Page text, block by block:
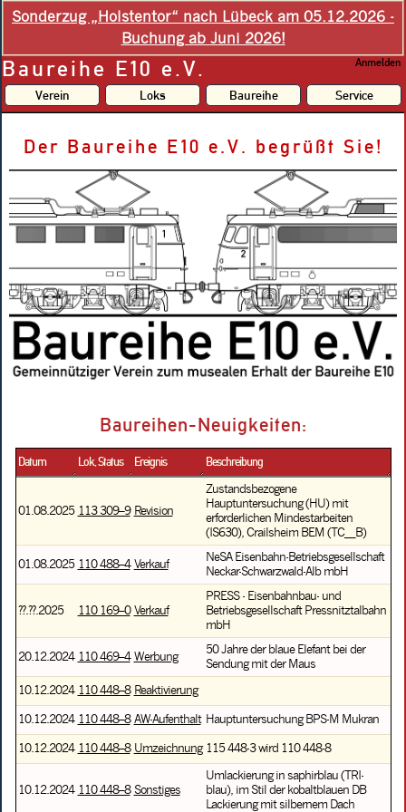
Sonderzug „Holstentor“ nach Lübeck am 05.12.2026 -
Buchung ab Juni 2026!
Baureihe E10 e.V. Anmelden
Verein Loks Baureihe Service
Der Baureihe E10 e.V. begrüßt Sie!
Baureihen-Neuigkeiten:
Datum Lok, Status Ereignis Beschreibung
01.08.2025 113 309–9 Revision
Zustandsbezogene
Hauptuntersuchung (HU) mit
erforderlichen Mindestarbeiten
(IS630), Crailsheim BEM (TC__B)
01.08.2025 110 488–4 Verkauf
NeSA Eisenbahn-Betriebsgesellschaft
Neckar-Schwarzwald-Alb mbH
??.??.2025 110 169–0 Verkauf
PRESS - Eisenbahnbau- und
Betriebsgesellschaft Pressnitztalbahn
mbH
20.12.2024 110 469–4 Werbung
50 Jahre der blaue Elefant bei der
Sendung mit der Maus
10.12.2024 110 448–8 Reaktivierung
10.12.2024 110 448–8 AW-Aufenthalt Hauptuntersuchung BPS-M Mukran
10.12.2024 110 448–8 Umzeichnung 115 448-3 wird 110 448-8
10.12.2024 110 448–8 Sonstiges
Umlackierung in saphirblau (TRI-
blau), im Stil der kobaltblauen DB
Lackierung mit silbernem Dach